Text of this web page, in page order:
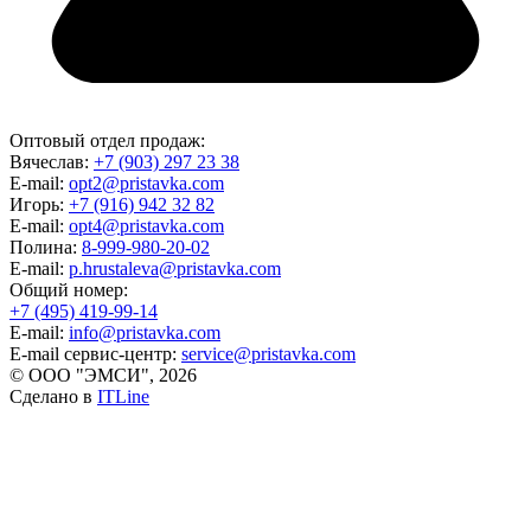
Оптовый отдел продаж:
Вячеслав: +7 (903) 297 23 38
E-mail: opt2@pristavka.com
Игорь: +7 (916) 942 32 82
E-mail: opt4@pristavka.com
Полина: 8-999-980-20-02
E-mail: p.hrustaleva@pristavka.com
Общий номер:
+7 (495) 419-99-14
E-mail: info@pristavka.com
E-mail сервис-центр: service@pristavka.com
© ООО "ЭМСИ", 2026
Сделано в ITLine